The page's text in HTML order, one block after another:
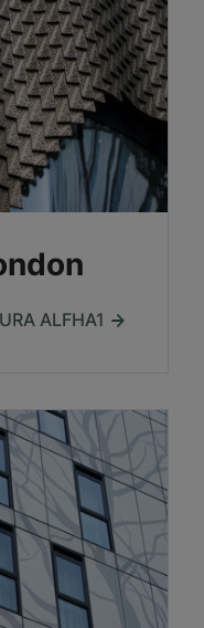
ALFHA1